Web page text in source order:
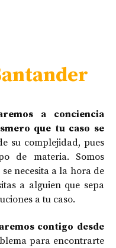
a conciencia
que tu caso se
su complejidad, pues
de materia. Somos
necesita a la hora de
a alguien que sepa
a tu caso.
contigo desde
para encontrarte